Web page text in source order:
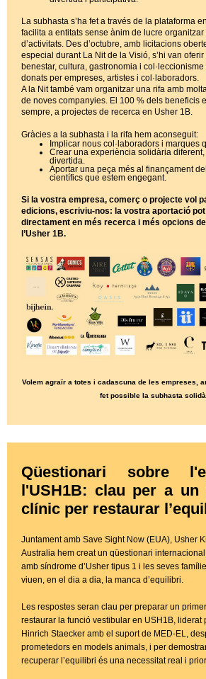
La subhasta s’ha fet a través de la plataforma
facilita a entitats sense ànim de lucre
d’activitats. Des d’octubre, amb licitacions
especial durant La Nit de la Visió, s’hi van
benestar, cultura, gastronomia i
donats per empreses, artistes i col·laboradors.
A la Nit també vam organitzar una rifa amb
de noves companyies. El 100 % dels beneficis
sempre, a projectes de recerca en Usher 1B.
Gràcies a la subhasta i la rifa hem aconseguit:
Implicar nous col·laboradors i marques
Crear una experiència solidària
divertida.
Aportar una peça més al finançament
científics que estem engegant.
Si la vostra empresa, comerç o projecte vol
edicions, escriviu-nos: la vostra aportació
directament en més recerca i més opcions
l’Usher 1B.
Volem agraïr a totes i cadascuna de les empreses,
fet possible la subhasta
Qüestionari sobre
l'USH1B: clau per a un
clínic per restaurar
Juntament amb Save Sight Now (EUA), Usher
Australia hem creat un qüestionari
amb síndrome d’Usher tipus 1 i les seves
viuen, en el dia a dia, la manca d’equilibri.
Les respostes seran clau per preparar un
restaurar la funció vestibular en USH1B, liderat
Hinrich Staecker amb el suport de MED-EL,
prometedors en models animals, i per
recuperar l’equilibri és una necessitat real i